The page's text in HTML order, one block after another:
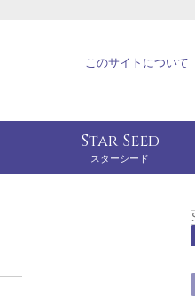
このサイトについて
Star Seed
スターシード